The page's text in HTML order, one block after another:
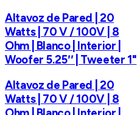
Altavoz de Pared | 20
Watts | 70 V / 100V | 8
Ohm | Blanco | Interior |
Woofer 5.25′′ | Tweeter 1"
Altavoz de Pared | 20
Watts | 70 V / 100V | 8